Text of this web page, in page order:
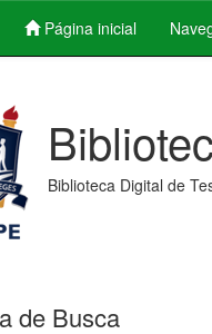
Página inicial
Biblioteca Digital de
de Busca